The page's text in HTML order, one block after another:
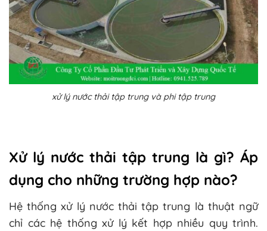
xử lý nước thải tập trung và phi tập trung
Xử lý nước thải tập trung là gì? Áp
dụng cho những trường hợp nào?
Hệ thống xử lý nước thải tập trung là thuật ngữ
chỉ các hệ thống xử lý kết hợp nhiều quy trình.